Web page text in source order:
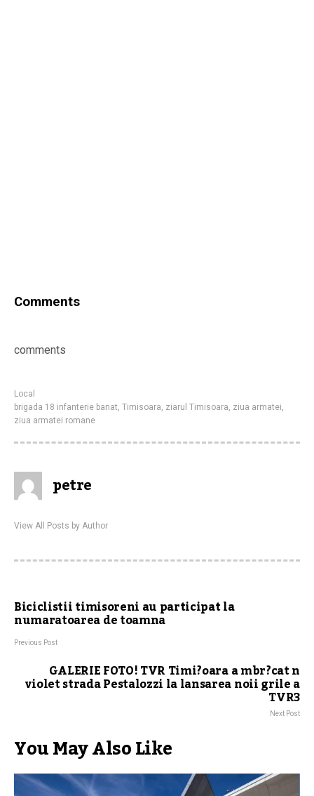
Comments
comments
Local
brigada 18 infanterie banat, Timisoara, ziarul Timisoara, ziua armatei,
ziua armatei romane
petre
View All Posts by Author
Biciclistii timisoreni au participat la
numaratoarea de toamna
Previous Post
GALERIE FOTO! TVR Timi?oara a mbr?cat n
violet strada Pestalozzi la lansarea noii grile a
TVR3
Next Post
You May Also Like